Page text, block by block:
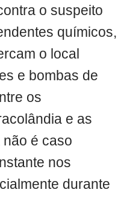
o suspeito
químicos,
o local
e bombas de
os
e as
é caso
nos
durante